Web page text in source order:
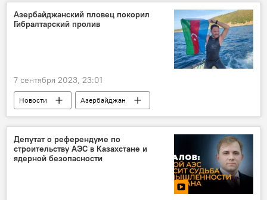
IT-технологии
суперкомпьютер, работа
Азербайджанский пловец покорил
Гибралтарский пролив
7 сентября 2023, 23:01
Новости
Азербайджан
Министерство молодежи и спорта АР
Плавание
Гибралтар
Депутат о референдуме по
строительству АЭС в Казахстане и
ядерной безопасности